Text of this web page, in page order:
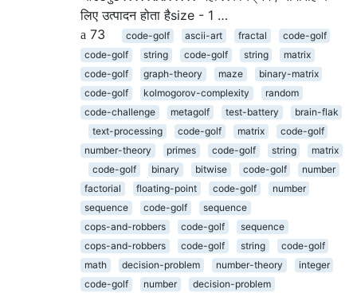
लिए उत्पादन होता हैsize - 1 …
73
code-golf ascii-art fractal
code-golf
code-golf
string code-golf string
matrix
code-golf
graph-theory maze
binary-matrix
code-golf
kolmogorov-complexity
random
code-challenge
metagolf test-battery
brain-flak
text-processing
code-golf matrix
code-golf
number-theory
primes code-golf string
matrix
code-golf
binary bitwise code-golf
number
factorial
floating-point code-golf
number
sequence
code-golf
sequence
cops-and-robbers
code-golf
sequence
cops-and-robbers
code-golf string
code-golf
math
decision-problem number-theory
integer
code-golf
number
decision-problem